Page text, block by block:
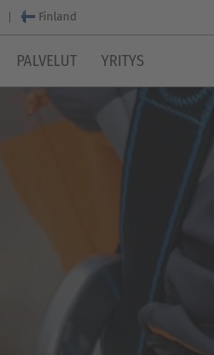
Finland
PALVELUT YRITYS